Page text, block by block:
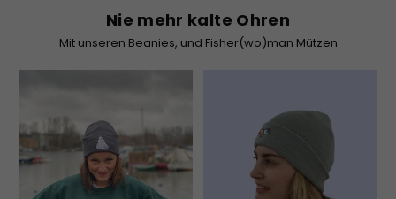
Nie mehr kalte Ohren
Mit unseren Beanies, und Fisher(wo)man Mützen